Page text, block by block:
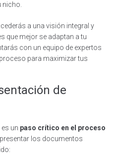
nicho.
a una visión integral y
que mejor se adaptan a tu
con un equipo de expertos
para maximizar tus
de
es un paso crítico en el proceso
presentar los documentos